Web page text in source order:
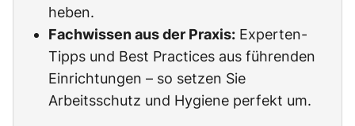
heben.
Fachwissen aus der Praxis: Experten-
Tipps und Best Practices aus führenden
Einrichtungen – so setzen Sie
Arbeitsschutz und Hygiene perfekt um.